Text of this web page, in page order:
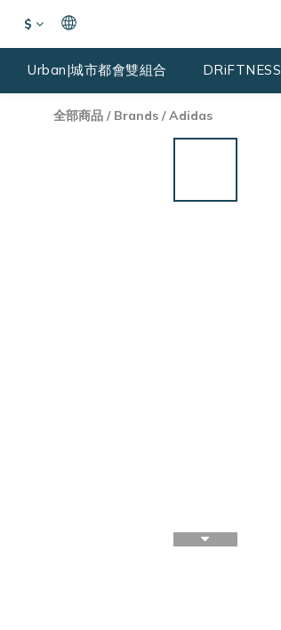
$
Urban|城市都會雙組合 DRiFTNESS
全部商品 / Brands /Adidas